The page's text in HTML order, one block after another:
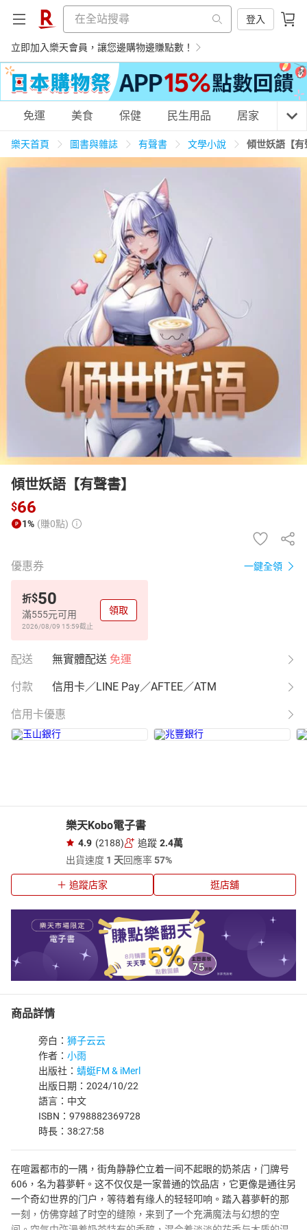
登入
立即加入樂天會員，讓您邊購物邊賺點數！
購物網分類
3C家電 運動休閒
男裝 化妝保養 情趣用品
日本購物
免運 美食 保健 民生用品 居家 3C
樂天首頁 圖書與雜誌 有聲書 文學小說 傾世妖語【有
傾世妖語【有聲書】
$66
1% (賺0點)
優惠券 一鍵全領
折$50
滿555元可用
2026/08/09 15:59截止
領取
配送 無實體配送 免運
付款 信用卡／LINE Pay／AFTEE／ATM
信用卡優惠
樂天Kobo電子書
4.9 (2188) 追蹤 2.4萬
出貨速度 1 天回應率57%
追蹤店家 逛店舖
商品詳情
旁白： 狮子云云
作者： 小雨
出版社： 蜻蜓FM & iMerl
出版日期：2024/10/22
語言：中文
ISBN：9798882369728
時長：38:27:58
在喧嚣都市的一隅，街角静静伫立着一间不起眼的奶茶店，门牌号
606，名为暮夢軒。这不仅仅是一家普通的饮品店，它更像是通往另
一个奇幻世界的门户，等待着有缘人的轻轻叩响。踏入暮夢軒的那
一刻，仿佛穿越了时空的缝隙，来到了一个充满魔法与幻想的空